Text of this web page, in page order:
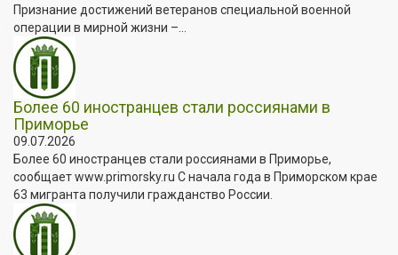
Признание достижений ветеранов специальной военной
операции в мирной жизни –...
Более 60 иностранцев стали россиянами в
Приморье
09.07.2026
Более 60 иностранцев стали россиянами в Приморье,
сообщает www.primorsky.ru С начала года в Приморском крае
63 мигранта получили гражданство России.